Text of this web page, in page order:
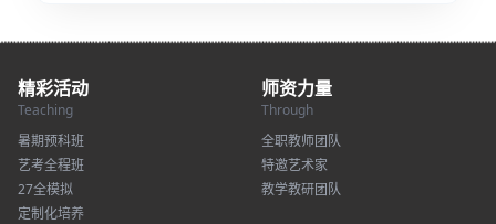
精彩活动
Teaching
暑期预科班
艺考全程班
27全模拟
定制化培养
师资力量
Through
全职教师团队
特邀艺术家
教学教研团队